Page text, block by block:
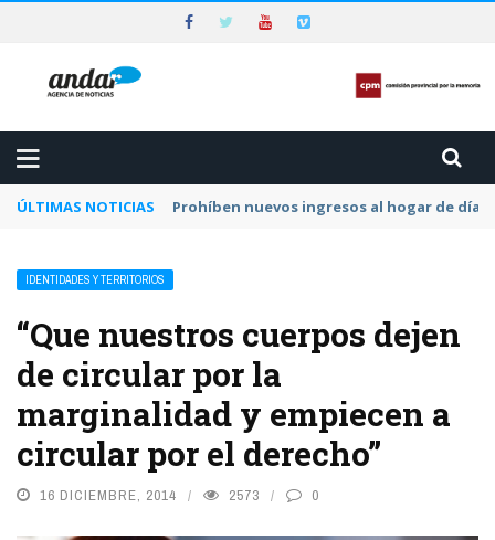
ÚLTIMAS NOTICIAS Piden que el Tribunal Federal 2 de
IDENTIDADES Y TERRITORIOS
“Que nuestros cuerpos dejen
de circular por la
marginalidad y empiecen a
circular por el derecho”
16 DICIEMBRE, 2014 2573 0